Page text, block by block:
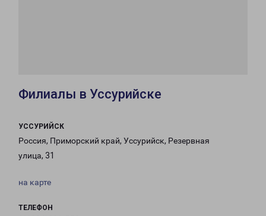
Филиалы в Уссурийске
УССУРИЙСК
Россия, Приморский край, Уссурийск, Резервная
улица, 31
на карте
ТЕЛЕФОН